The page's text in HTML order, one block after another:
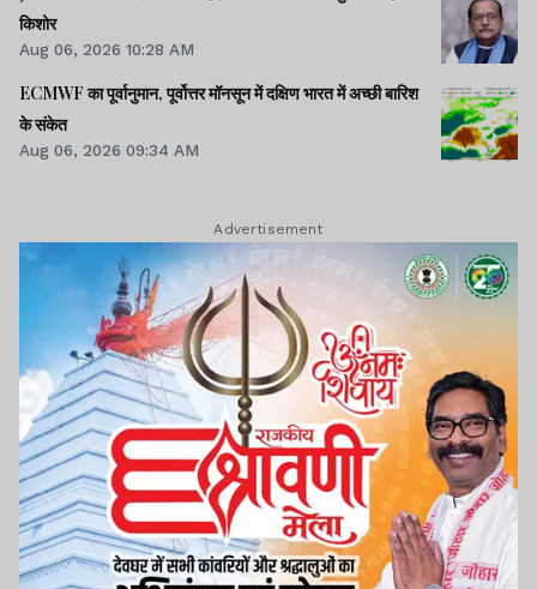
किशोर
Aug 06, 2026 10:28 AM
ECMWF का पूर्वानुमान, पूर्वोत्तर मॉनसून में दक्षिण भारत में अच्छी बारिश
के संकेत
Aug 06, 2026 09:34 AM
Advertisement